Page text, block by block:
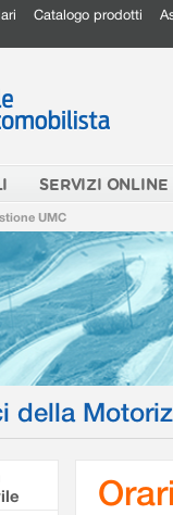
Catalogo prodotti
SERVIZI ONLINE
UMC
della